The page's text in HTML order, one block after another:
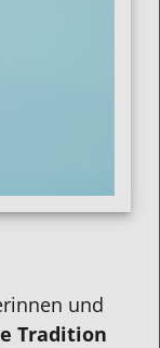
und
Tradition